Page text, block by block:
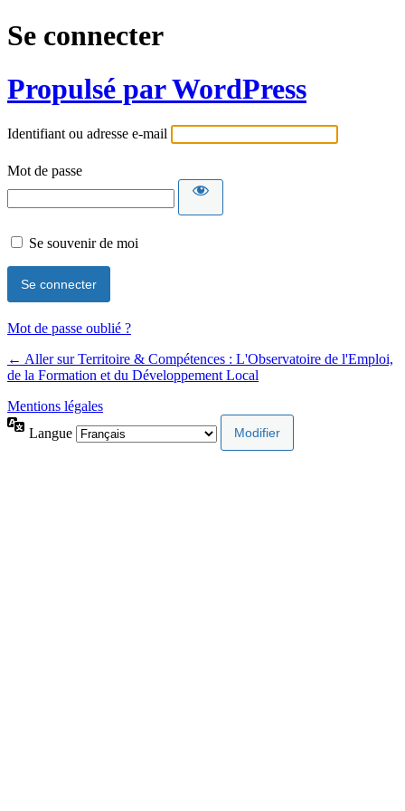
Se connecter
Propulsé par WordPress
Identifiant ou adresse e-mail
Mot de passe
Se souvenir de moi
Mot de passe oublié ?
← Aller sur Territoire & Compétences : L'Observatoire de l'Emploi,
de la Formation et du Développement Local
Mentions légales
Langue